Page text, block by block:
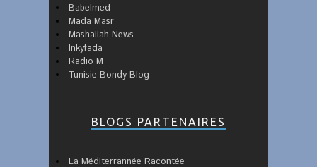
Babelmed
Mada Masr
Mashallah News
Inkyfada
Radio M
Tunisie Bondy Blog
BLOGS PARTENAIRES
La Méditerrannée Racontée